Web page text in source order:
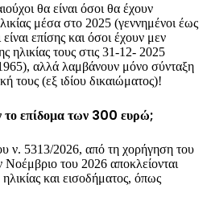
θα είναι όσοι θα έχουν
μέσα στο 2025 (γεννημένοι έως
επίσης και όσοι έχουν μεν
ηλικίας τους στις 31-12- 2025
αλλά λαμβάνουν μόνο σύνταξη
τους (εξ ιδίου δικαιώματος)!
το επίδομα των 300 ευρώ;
ν. 5313/2026, από τη χορήγηση του
του 2026 αποκλείονται
και εισοδήματος, όπως